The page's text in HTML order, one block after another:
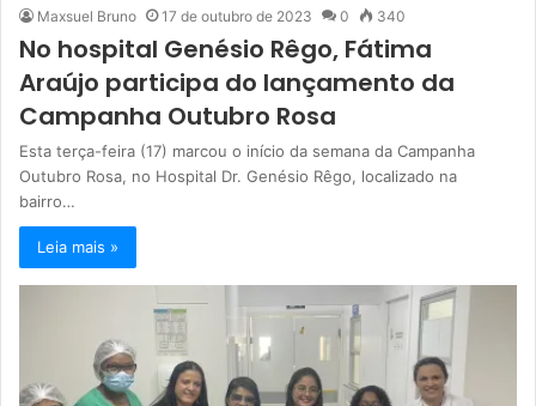
Maxsuel Bruno 17 de outubro de 2023 0 340
No hospital Genésio Rêgo, Fátima
Araújo participa do lançamento da
Campanha Outubro Rosa
Esta terça-feira (17) marcou o início da semana da Campanha
Outubro Rosa, no Hospital Dr. Genésio Rêgo, localizado na
bairro…
Leia mais »